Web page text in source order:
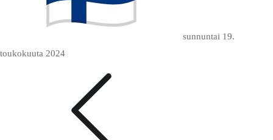
sunnuntai 19.
toukokuuta 2024